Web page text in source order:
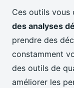
Ces outils vous
des analyses
prendre des
constamment
des outils de
améliorer les